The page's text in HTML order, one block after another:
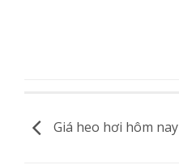
Giá heo hơi hôm